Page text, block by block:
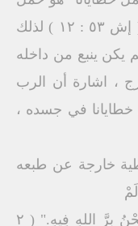
خَطِيَّةَ كَثِيرِينَ وَشَفَعَ فِي الْمُذْنِبِينَ" ( إش ٥٣ : ١٢ ) لذلك
يكن ينبع من داخله
، اشارة أن الرب
في جسده ،
خارجة عن طبعه
يَعْرِفْ خَطِيَّةً، خَطِيَّةً لأَجْلِنَا، لِنَصِيرَ نَحْنُ بِرَّ اللهِ فِيهِ." ( ٢